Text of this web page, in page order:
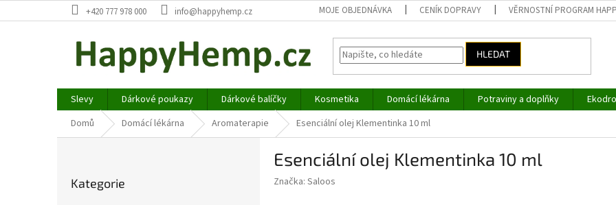
na
+420 777 978 000 info@happyhemp.cz MOJE OBJEDNÁVKA CENÍK DOPRAVY VĚRNOSTNÍ PROGRAM
HLEDAT
Slevy Dárkové poukazy Dárkové balíčky Kosmetika Domácí lékárna Potraviny a doplňky
Domů
Domácí lékárna Aromaterapie Esenciální olej Klementinka 10 ml
kategorie
Kategorie
Esenciální olej Klementinka 10 ml
Značka: Saloos